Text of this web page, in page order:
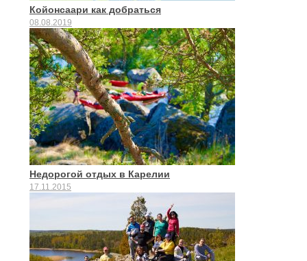
Койонсаари как добраться
08.08.2019
Недорогой отдых в Карелии
17.11.2015